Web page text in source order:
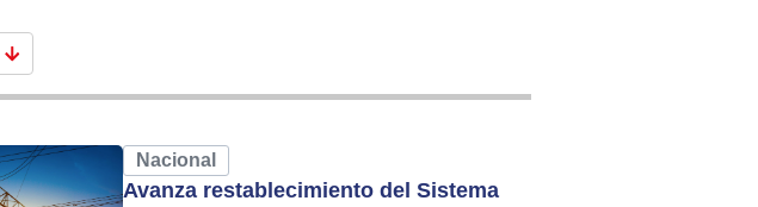
Nacional
Avanza restablecimiento del Sistema